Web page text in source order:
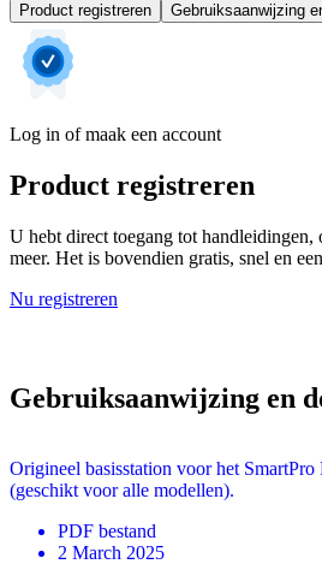
Product registreren Gebruiksaanwijzing
Log in of maak een account
Product registreren
U hebt direct toegang tot handleidingen,
meer. Het is bovendien gratis, snel en
Nu registreren
Gebruiksaanwijzing en
Origineel basisstation voor het SmartPro
(geschikt voor alle modellen).
PDF bestand
2 March 2025